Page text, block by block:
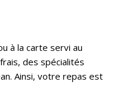
à la carte servi au
des spécialités
Ainsi, votre repas est